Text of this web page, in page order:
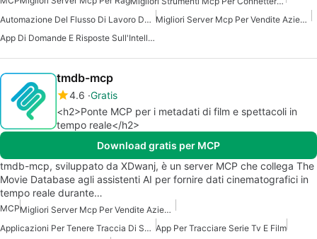
Automazione Del Flusso Di Lavoro Del Server Mcp
Migliori Server Mcp Per Vendite Aziendali Marketing
App Di Domande E Risposte Sull'Intelligenza Artificiale
tmdb-mcp
4.6 Gratis
<h2>Ponte MCP per i metadati di film e spettacoli in
tempo reale</h2>
Download gratis per MCP
tmdb-mcp, sviluppato da XDwanj, è un server MCP che collega The
Movie Database agli assistenti AI per fornire dati cinematografici in
tempo reale durante…
MCP
Migliori Server Mcp Per Vendite Aziendali Marketing
Applicazioni Per Tenere Traccia Di Serie TV E Film App Per Tracciare Serie Tv E Film